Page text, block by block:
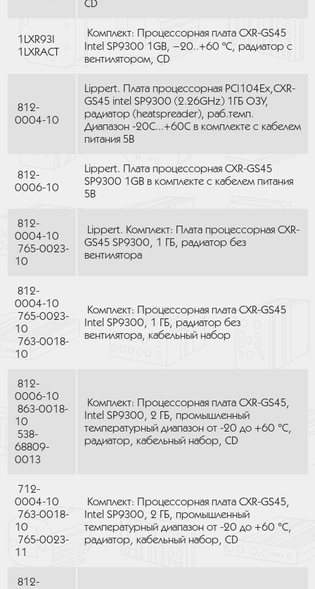
CD
1LXR93I
1LXRACT
Комплект: Процессорная плата CXR-GS45
Intel SP9300 1GB, –20..+60 ºC, радиатор с
вентилятором, CD
812-
0004-10
Lippert. Плата процессорная PC|104Ex,CXR-
GS45 intel SP9300 (2.26GHz) 1ГБ ОЗУ,
радиатор (heatspreader), раб.темп.
Диапазон -20С...+60С в комплекте с кабелем
питания 5В
812-
0006-10
Lippert. Плата процессорная CXR-GS45
SP9300 1GB в комплекте с кабелем питания
5В
812-
0004-10
765-0023-
10
Lippert. Комплект: Плата процессорная CXR-
GS45 SP9300, 1 ГБ, радиатор без
вентилятора
812-
0004-10
765-0023-
10
763-0018-
10
Комплект: Процессорная плата CXR-GS45
Intel SP9300, 1 ГБ, радиатор без
вентилятора, кабельный набор
812-
0006-10
863-0018-
10
538-
68809-
0013
Комплект: Процессорная плата CXR-GS45,
Intel SP9300, 2 ГБ, промышленный
температурный диапазон от -20 до +60 °C,
радиатор, кабельный набор, CD
712-
0004-10
763-0018-
10
765-0023-
11
Комплект: Процессорная плата CXR-GS45,
Intel SP9300, 2 ГБ, промышленный
температурный диапазон от -20 до +60 °C,
радиатор, кабельный набор, CD
812-